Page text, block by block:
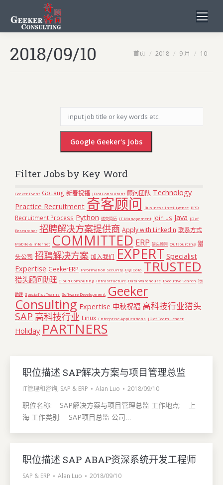
2018/09/10 您在这里：
首页 2018 9 月 10
Filter Jobs by Key Word
Geeker Event GoLang 新春祝福 JD of Consultant 顾问团队 Technology
Practice Recruitment 奇客顾问 Business Intelligence BPO
Recruitment Process Python 递交简历 IT Management Join us Java JD of
Researcher 招聘解决方案提供商 Apply with LinkedIn 联系方式
Mobile & Internet COMMITTED ERP 猎头顾问 Outsourcing 猎
头公司 招聘解决方案 加入我们 EXPERT Specialist
Expertise GeekerERP Information Security Big Data TRUSTED
猎头顾问助理 Cloud Computing Infrastructure Data Warehouse Executive Search 行政
助理 Specialist Teams Software Development Geeker
Consulting Expertise 中秋祝福 高科技行业猎头
SAP 高科技行业 Linux Enterprise Applications JD of Team Leader
Holiday PARTNERS
职位描述 SAP解决方案与项目管理总监
IT管理和咨询, SAP & ERP Alan Luo 2018/09/10
职位名称: SAP解决方案与项目管理总监 工作地点: 上
海 工作类别: SAP项目总监 公司…
职位描述 SAP ABAP资深系统开发工程师
SAP & ERP Alan Luo 2018/09/10